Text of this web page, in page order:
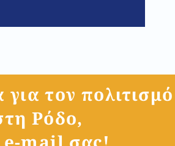
τον πολιτισμό
Ρόδο,